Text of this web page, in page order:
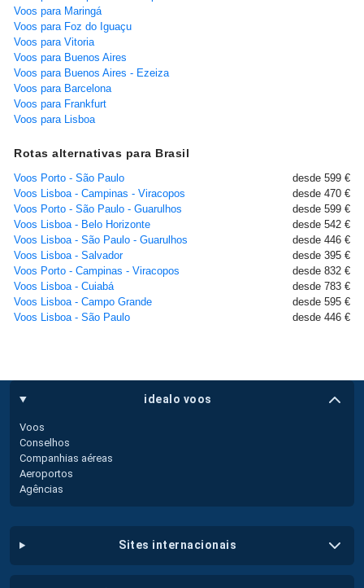
Voos para Maringá
Voos para Foz do Iguaçu
Voos para Vitoria
Voos para Buenos Aires
Voos para Buenos Aires - Ezeiza
Voos para Barcelona
Voos para Frankfurt
Voos para Lisboa
Rotas alternativas para Brasil
Voos Porto - São Paulo
desde 599 €
Voos Lisboa - Campinas - Viracopos
desde 470 €
Voos Porto - São Paulo - Guarulhos
desde 599 €
Voos Lisboa - Belo Horizonte
desde 542 €
Voos Lisboa - São Paulo - Guarulhos
desde 446 €
Voos Lisboa - Salvador
desde 395 €
Voos Porto - Campinas - Viracopos
desde 832 €
Voos Lisboa - Cuiabá
desde 783 €
Voos Lisboa - Campo Grande
desde 595 €
Voos Lisboa - São Paulo
desde 446 €
idealo voos
Voos
Conselhos
Companhias aéreas
Aeroportos
Agências
sites internacionais